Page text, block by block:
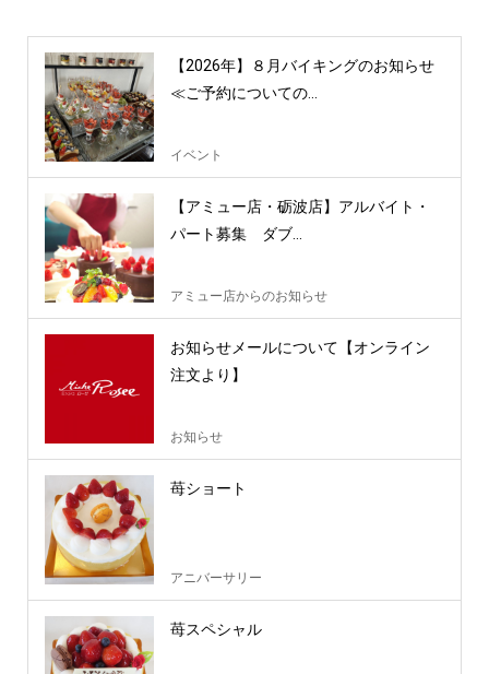
【2026年】８月バイキングのお知らせ
≪ご予約についての...
イベント
【アミュー店・砺波店】アルバイト・
パート募集 ダブ...
アミュー店からのお知らせ
お知らせメールについて【オンライン
注文より】
お知らせ
苺ショート
アニバーサリー
苺スペシャル